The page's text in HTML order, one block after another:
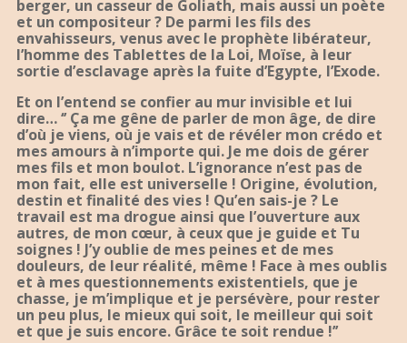
berger, un casseur de Goliath, mais aussi un poète
et un compositeur ? De parmi les fils des
envahisseurs, venus avec le prophète libérateur,
l’homme des Tablettes de la Loi, Moïse, à leur
sortie d’esclavage après la fuite d’Egypte, l’Exode.
Et on l’entend se confier au mur invisible et lui
dire… ‘’ Ça me gêne de parler de mon âge, de dire
d’où je viens, où je vais et de révéler mon crédo et
mes amours à n’importe qui. Je me dois de gérer
mes fils et mon boulot. L’ignorance n’est pas de
mon fait, elle est universelle ! Origine, évolution,
destin et finalité des vies ! Qu’en sais-je ? Le
travail est ma drogue ainsi que l’ouverture aux
autres, de mon cœur, à ceux que je guide et Tu
soignes ! J’y oublie de mes peines et de mes
douleurs, de leur réalité, même ! Face à mes oublis
et à mes questionnements existentiels, que je
chasse, je m’implique et je persévère, pour rester
un peu plus, le mieux qui soit, le meilleur qui soit
et que je suis encore. Grâce te soit rendue !’’